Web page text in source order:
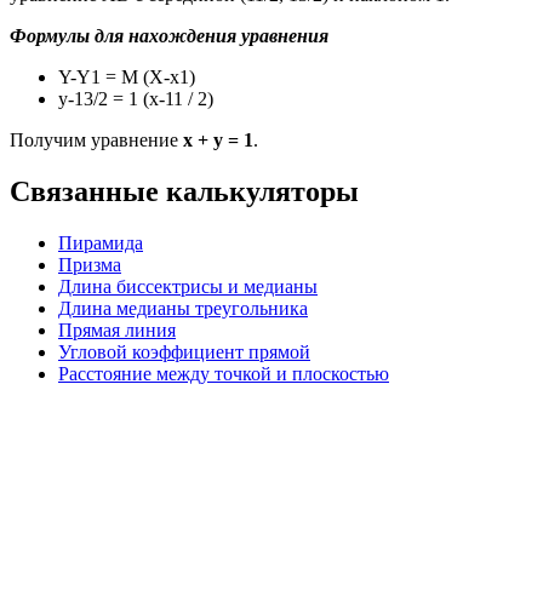
Формулы для нахождения уравнения
Y-Y1 = M (X-x1)
у-13/2 = 1 (х-11 / 2)
Получим уравнение х + у = 1.
Связанные калькуляторы
Пирамида
Призма
Длина биссектрисы и медианы
Длина медианы треугольника
Прямая линия
Угловой коэффициент прямой
Расстояние между точкой и плоскостью